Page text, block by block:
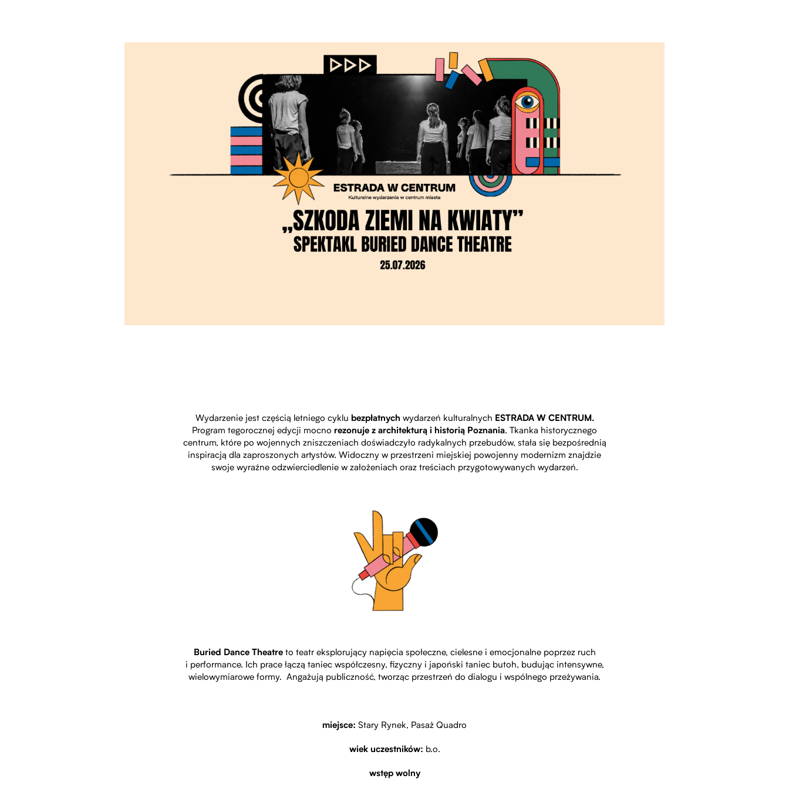
Wydarzenie jest częścią letniego cyklu bezpłatnych wydarzeń kulturalnych ESTRADA W CENTRUM.
Program tegorocznej edycji mocno rezonuje z architekturą i historią Poznania. Tkanka historycznego
centrum, które po wojennych zniszczeniach doświadczyło radykalnych przebudów, stała się bezpośrednią
inspiracją dla zaproszonych artystów. Widoczny w przestrzeni miejskiej powojenny modernizm znajdzie
swoje wyraźne odzwierciedlenie w założeniach oraz treściach przygotowywanych wydarzeń.
Buried Dance Theatreto teatr eksplorujący napięcia społeczne, cielesne i emocjonalne poprzez ruch
i performance. Ich prace łączą taniec współczesny, fizyczny i japoński taniec butoh, budując intensywne,
wielowymiarowe formy. Angażują publiczność, tworząc przestrzeń do dialogu i wspólnego przeżywania.
miejsce: Stary Rynek, Pasaż Quadro
wiek uczestników: b.o.
wstęp wolny